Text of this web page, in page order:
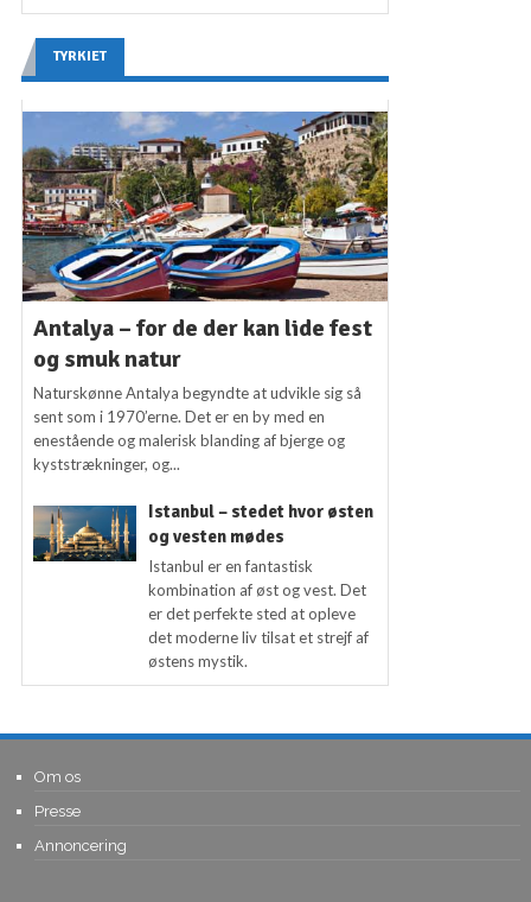
TYRKIET
Antalya – for de der kan lide fest
og smuk natur
Naturskønne Antalya begyndte at udvikle sig så
sent som i 1970’erne. Det er en by med en
enestående og malerisk blanding af bjerge og
kyststrækninger, og...
Istanbul – stedet hvor østen
og vesten mødes
Istanbul er en fantastisk
kombination af øst og vest. Det
er det perfekte sted at opleve
det moderne liv tilsat et strejf af
østens mystik.
Om os
Presse
Annoncering